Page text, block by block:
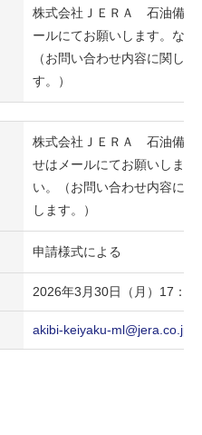
株式会社ＪＥＲＡ 石油備
ールにてお願いします。な
（お問い合わせ内容に関し
す。）
株式会社ＪＥＲＡ 石油備
せはメールにてお願いしま
い。（お問い合わせ内容に
します。）
申請様式による
2026年3月30日（月）17：00
akibi-keiyaku-ml@jera.co.jp